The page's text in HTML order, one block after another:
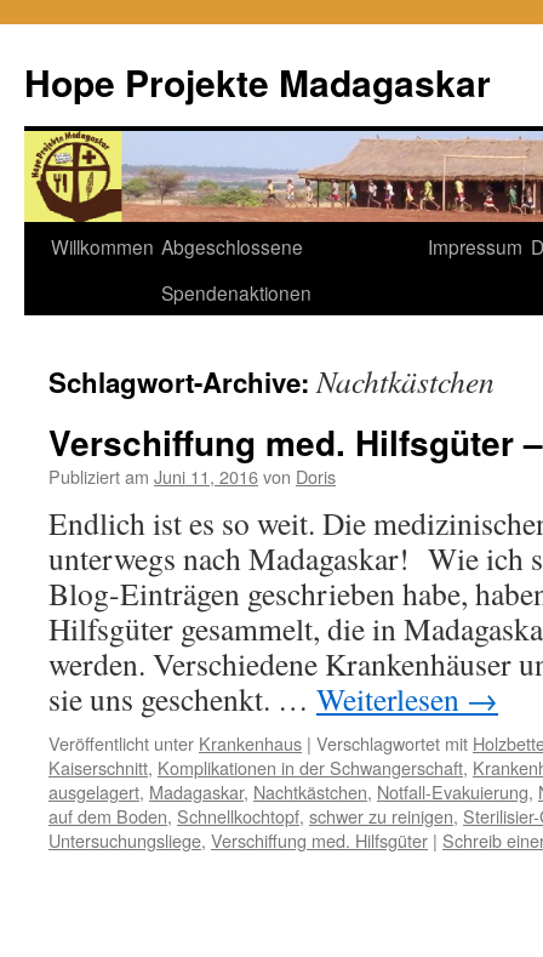
Hope Projekte Madagaskar
Zum
Willkommen Abgeschlossene
Spendenaktionen
Impressum
Schlagwort-Archive:Nachtkästchen
Verschiffung med. Hilfsgüter
Publiziert am Juni 11, 2016von Doris
Endlich ist es so weit. Die
unterwegs nach Madagaskar! Wie ich
Blog-Einträgen geschrieben habe,
Hilfsgüter gesammelt, die in
werden. Verschiedene Krankenhäuser
sie uns geschenkt. … Weiterlesen →
Veröffentlicht unter Krankenhaus | Verschlagwortet mit
Kaiserschnitt, Komplikationen in der Schwangerschaft,
ausgelagert, Madagaskar, Nachtkästchen, Notfall-Evakuierung,
auf dem Boden, Schnellkochtopf, schwer zu reinigen,
Untersuchungsliege, Verschiffung med. Hilfsgüter | Schreib